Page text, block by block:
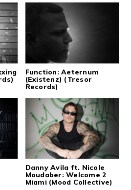
Function: Aeternum
(Existenz) (Tresor
Records)
Danny Avila ft. Nicole
Moudaber: Welcome 2
Miami (Mood Collective)